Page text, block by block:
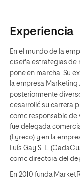
Experiencia
En el mundo de la
diseña estrategias de
pone en marcha. Su
la empresa
posteriormente
desarrolló su carrera
como responsable de
fue delegada
(Lyreco) y en la
Luís Gay S. L.
como directora del
En 2010 funda